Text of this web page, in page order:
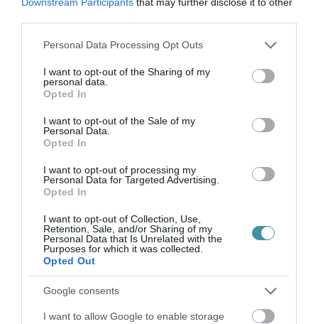
Please note that this website/app uses one or more Google
not limited to your visit or usage behaviour. You may click to
grant or deny consent to Google and its third-party tags to
use your data for below specified purposes in below Google
consent section.
Personal Data Processing Opt Outs
I want to opt-out of the Sharing of my
personal data.
Opted In
I want to opt-out of the Sale of my
Personal Data.
Opted In
I want to opt-out of processing my
Personal Data for Targeted Advertising.
Opted In
I want to opt-out of Collection, Use,
Retention, Sale, and/or Sharing of my
Personal Data that Is Unrelated with the
Purposes for which it was collected.
Opted Out
Google consents
I want to allow Google to enable storage
TÍZ ÉVE NEM VOLT ILYEN ALACSONY AZ
2026. augusztus 07| Mindenki ügye
ÖS FŐÚTON EGERBEN
2026. augusztus 07|Eger ügye
HALMENTÉS SZARVASKŐNÉL: ŐSHONOS
ÉS VÉDETT HALAKAT MENTETT...